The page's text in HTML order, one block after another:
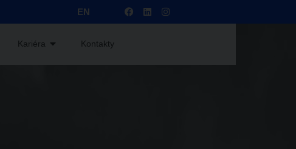
EN
Kariéra Kontakty